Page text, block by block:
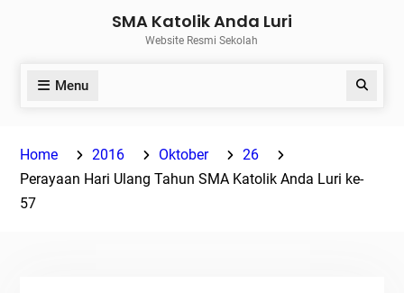
SMA Katolik Anda Luri
Website Resmi Sekolah
Menu Search
Home 2016 Oktober
26
Perayaan Hari Ulang Tahun SMA Katolik Anda Luri ke-
57